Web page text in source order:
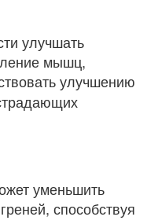
улучшать
мышц,
улучшению
уменьшить
способствуя